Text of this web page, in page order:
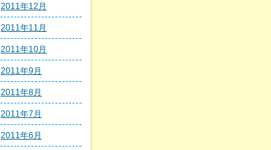
2011年12月
2011年11月
2011年10月
2011年9月
2011年8月
2011年7月
2011年6月